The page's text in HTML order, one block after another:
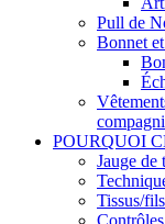
Pull de
Bonnet
POURQUOI
Jauge de
Tissus/